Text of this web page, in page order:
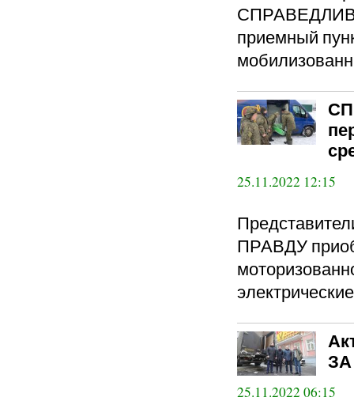
приемный
25.11.2022 12:15
ПРАВДУ
ЗА
25.11.2022 06:15